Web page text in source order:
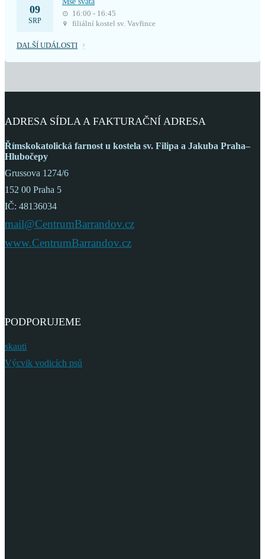
09
SRP
16:00 - 16:45
filiální kostel sv. Vavřince
DALŠÍ UDÁLOSTI
ADRESA SÍDLA A FAKTURAČNÍ ADRESA
Římskokatolická farnost u kostela sv. Filipa a Jakuba Praha–
Hlubočepy
Grussova 1274/6
152 00 Praha 5
IČ: 48136034
mail@CentrumBarrandov.cz
www.CentrumBarrandov.cz
PODPORUJEME
skauti
Výcvik vodicích psů